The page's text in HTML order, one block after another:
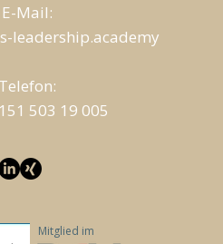
E-Mail:
leadership.academy
Telefon:
503 19 005
Mitglied im